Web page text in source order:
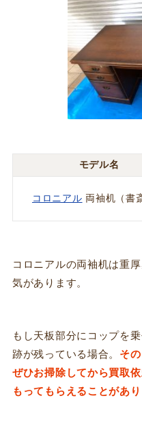
モデル名
コロニアル 両袖机（書
コロニアルの両袖机は重
気があります。
もし天板部分にコップを
跡が残っている場合。 そ
ぜひお掃除してから買取
もってもらえることがあり